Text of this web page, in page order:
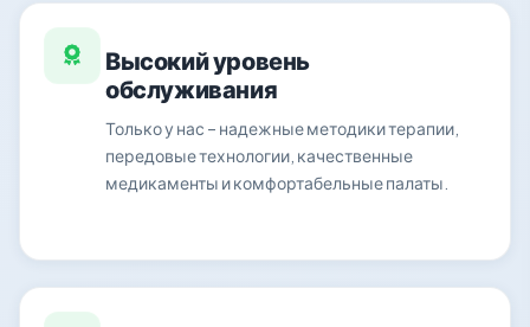
Высокий уровень
обслуживания
Только у нас – надежные методики терапии,
передовые технологии, качественные
медикаменты и комфортабельные палаты.